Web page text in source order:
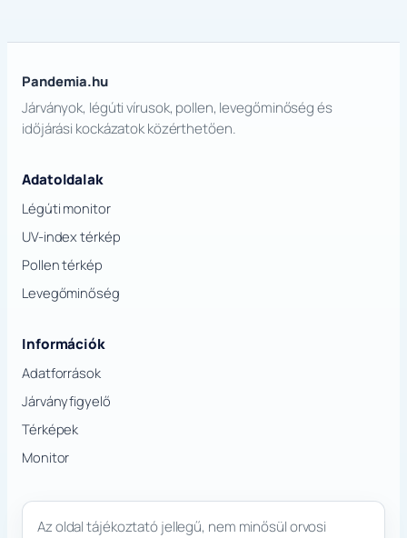
Pandemia.hu
Járványok, légúti vírusok, pollen, levegőminőség és
időjárási kockázatok közérthetően.
Adatoldalak
Légúti monitor
UV-index térkép
Pollen térkép
Levegőminőség
Információk
Adatforrások
Járványfigyelő
Térképek
Monitor
Az oldal tájékoztató jellegű, nem minősül orvosi